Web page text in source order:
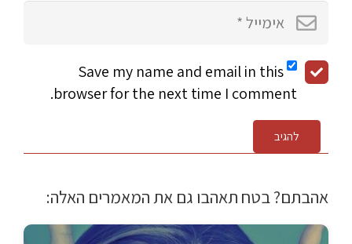
Save my name and email in this
browser for the next time I comment.
להגיב
אהבתם? בטח תאהבו גם את המאמרים האלה: